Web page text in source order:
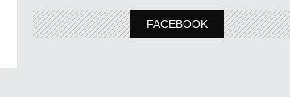
FACEBOOK